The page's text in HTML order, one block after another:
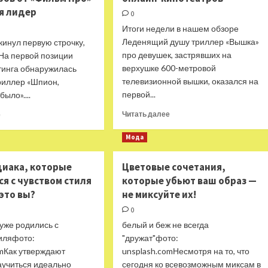
Россию
лидер
первую строчку,
первой позиции
обнаружилась
«Шпион,
Прочитать
Топе
продаж
российских
от
«Фильм
Про»
0
Итоги недели в нашем обзоре
Леденящий душу триллер «Вышка»
про девушек, застрявших на
верхушке 600-метровой
телевизионной вышки, оказался на
первой...
Читать далееПрочитать
в
лидерах
Топа
онлайн-
кинотеатров
которые
с чувством стиля
вы?
родились с
утверждают
идеально
Мода
Цветовые сочетания,
которые убьют ваш образ —
не миксуйте их!
0
белый и беж не всегда
"дружат"фото:
unsplash.comНесмотря на то, что
сегодня ко всевозможным миксам в